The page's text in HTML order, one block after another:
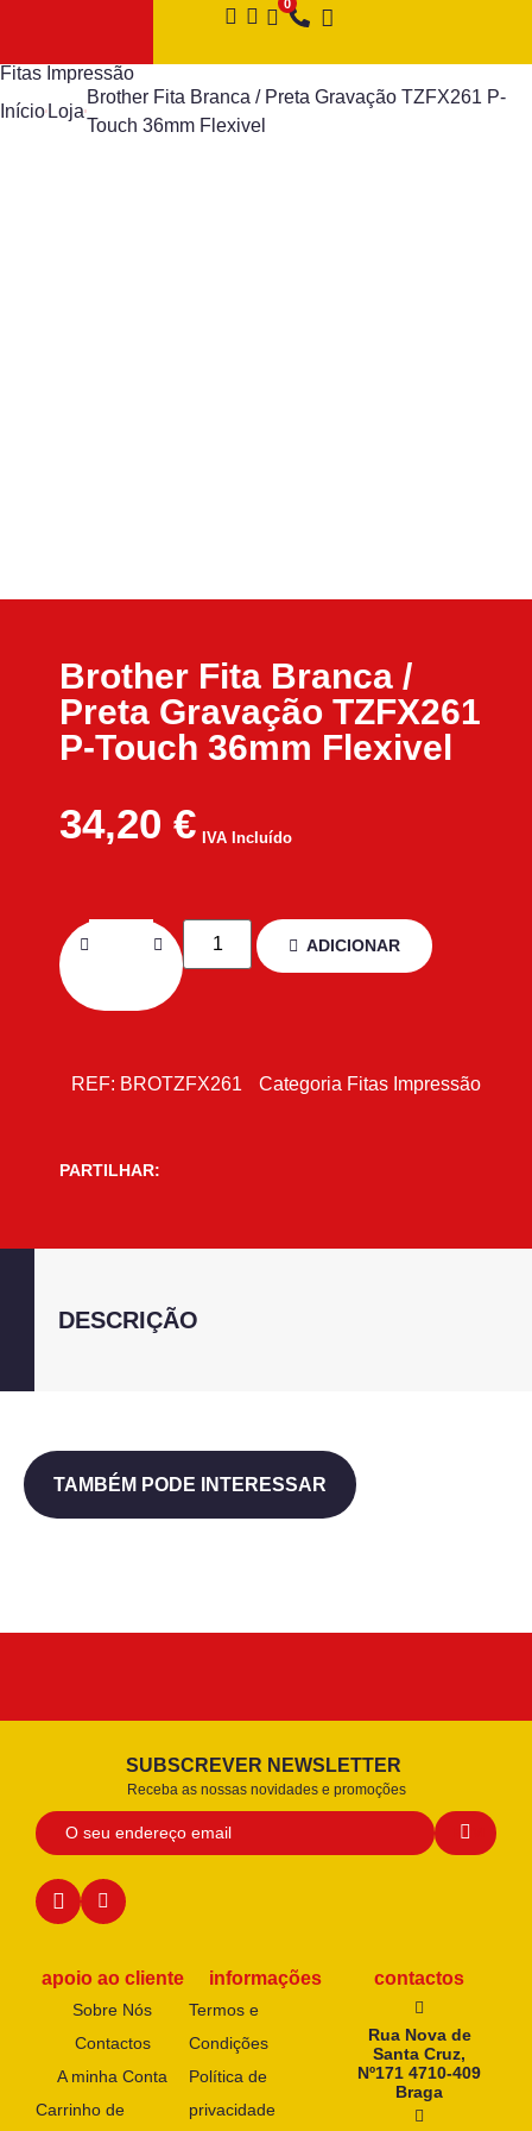
Fitas Impressão
Início Loja
Brother Fita Branca / Preta Gravação TZFX261 P-
Touch 36mm Flexivel
Brother Fita Branca /
Preta Gravação TZFX261
P-Touch 36mm Flexivel
34,20 € IVA Incluído
ADICIONAR
REF: BROTZFX261 Categoria Fitas Impressão
PARTILHAR:
DESCRIÇÃO
TAMBÉM PODE INTERESSAR
SUBSCREVER NEWSLETTER
Receba as nossas novidades e promoções
apoio ao cliente
Sobre Nós
Contactos
A minha Conta
Carrinho de
informações
Termos e
Condições
Política de
privacidade
contactos
Rua Nova de
Santa Cruz,
Nº171 4710-409
Braga